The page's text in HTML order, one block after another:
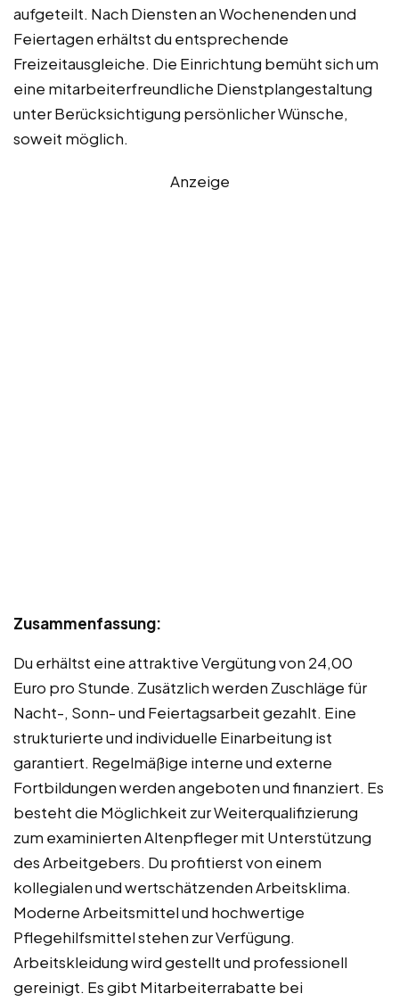
aufgeteilt. Nach Diensten an Wochenenden und
Feiertagen erhältst du entsprechende
Freizeitausgleiche. Die Einrichtung bemüht sich um
eine mitarbeiterfreundliche Dienstplangestaltung
unter Berücksichtigung persönlicher Wünsche,
soweit möglich.
Anzeige
Zusammenfassung:
Du erhältst eine attraktive Vergütung von 24,00
Euro pro Stunde. Zusätzlich werden Zuschläge für
Nacht-, Sonn- und Feiertagsarbeit gezahlt. Eine
strukturierte und individuelle Einarbeitung ist
garantiert. Regelmäßige interne und externe
Fortbildungen werden angeboten und finanziert. Es
besteht die Möglichkeit zur Weiterqualifizierung
zum examinierten Altenpfleger mit Unterstützung
des Arbeitgebers. Du profitierst von einem
kollegialen und wertschätzenden Arbeitsklima.
Moderne Arbeitsmittel und hochwertige
Pflegehilfsmittel stehen zur Verfügung.
Arbeitskleidung wird gestellt und professionell
gereinigt. Es gibt Mitarbeiterrabatte bei